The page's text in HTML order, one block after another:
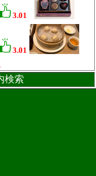
3.01
3.01
検索